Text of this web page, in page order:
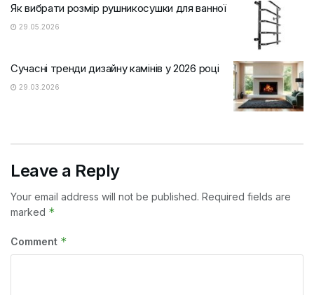
Як вибрати розмір рушникосушки для ванної
29.05.2026
Сучасні тренди дизайну камінів у 2026 році
29.03.2026
Leave a Reply
Your email address will not be published. Required fields are
marked *
Comment *